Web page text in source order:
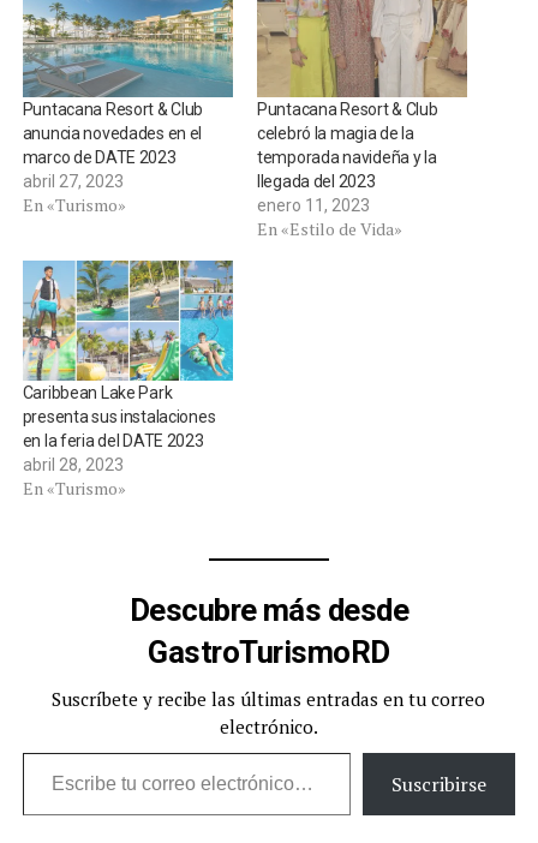
Puntacana Resort & Club
anuncia novedades en el
marco de DATE 2023
abril 27, 2023
En «Turismo»
Puntacana Resort & Club
celebró la magia de la
temporada navideña y la
llegada del 2023
enero 11, 2023
En «Estilo de Vida»
Caribbean Lake Park
presenta sus instalaciones
en la feria del DATE 2023
abril 28, 2023
En «Turismo»
Descubre más desde
GastroTurismoRD
Suscríbete y recibe las últimas entradas en tu correo
electrónico.
Escribe tu correo electrónico…
Suscribirse